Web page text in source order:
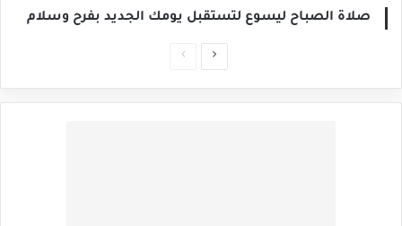
صلاة الصباح ليسوع لتستقبل يومك الجديد بفرح وسلام
الصفحةالصفحة